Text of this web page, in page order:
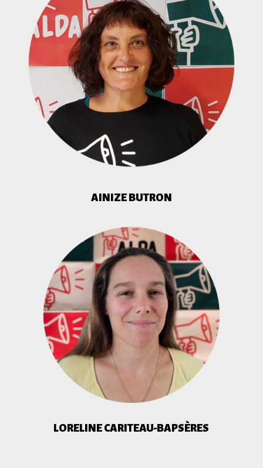
AINIZE BUTRON
LORELINE CARITEAU-BAPSÈRES